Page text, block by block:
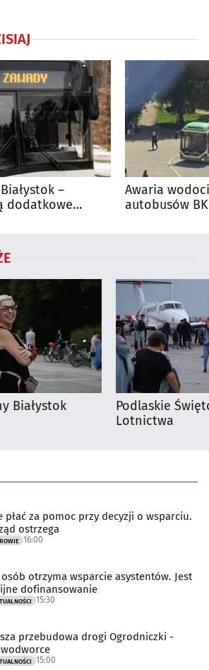
–
dodatkowe
Awaria
autobusów
Białystok
Podlaskie
Lotnictwa
płać za pomoc przy decyzji o wsparciu.
ostrzega
16:00
otrzyma wsparcie asystentów. Jest
dofinansowanie
15:30
przebudowa drogi Ogrodniczki -
15:00